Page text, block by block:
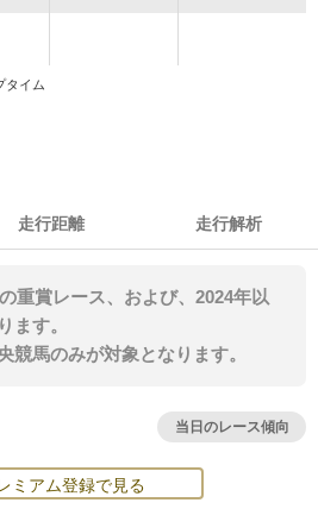
タイム
走行距離 走行解析
重賞レース、および、2024年以
ます。
馬のみが対象となります。
当日のレース傾向
ミアム登録で見る